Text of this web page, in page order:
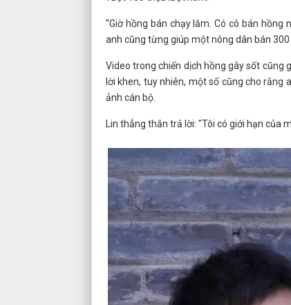
"Giờ hồng bán chạy lắm. Có cô bán hồng
anh cũng từng giúp một nông dân bán
Video trong chiến dịch hồng gây sốt cũng
lời khen, tuy nhiên, một số cũng cho rằng
ảnh cán bộ.
Lin thẳng thắn trả lời: "Tôi có giới hạn của